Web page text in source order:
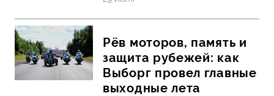
Рёв моторов, память и
защита рубежей: как
Выборг провел главные
выходные лета